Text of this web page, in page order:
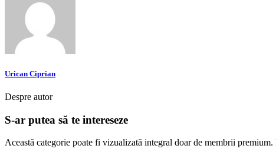
Urican Ciprian
Despre autor
S-ar putea să te intereseze
Această categorie poate fi vizualizată integral doar de membrii